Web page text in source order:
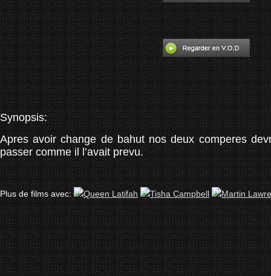
Synopsis:
Apres avoir change de bahut nos deux comperes
passer comme il l’avait prevu.
Plus de films avec: